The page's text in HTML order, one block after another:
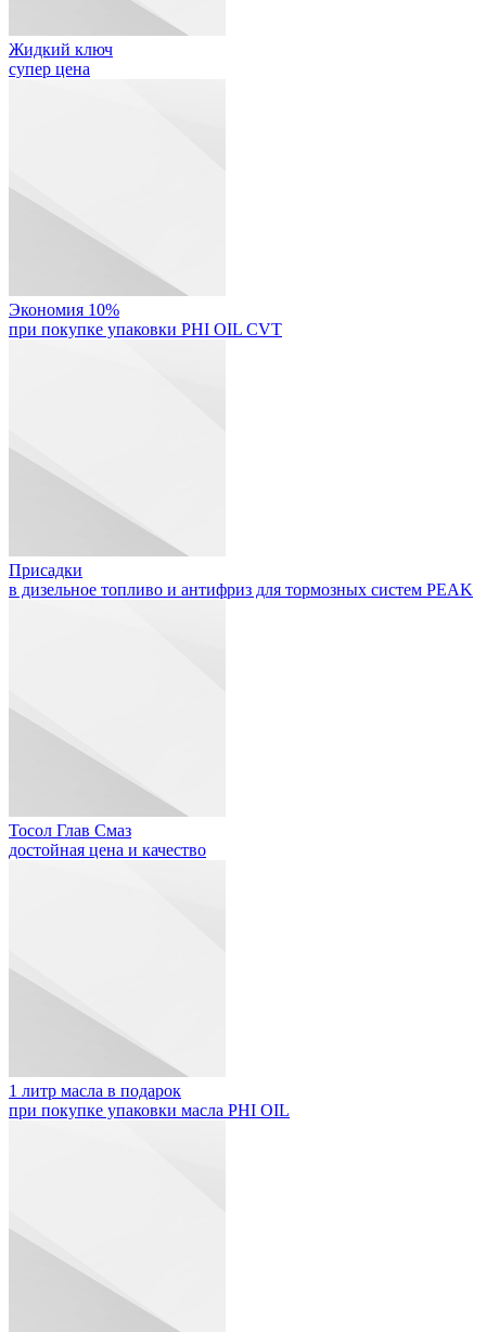
Жидкий ключ
супер цена
Экономия 10%
при покупке упаковки PHI OIL CVT
Присадки
в дизельное топливо и антифриз для тормозных систем PEAK
Тосол Глав Смаз
достойная цена и качество
1 литр масла в подарок
при покупке упаковки масла PHI OIL